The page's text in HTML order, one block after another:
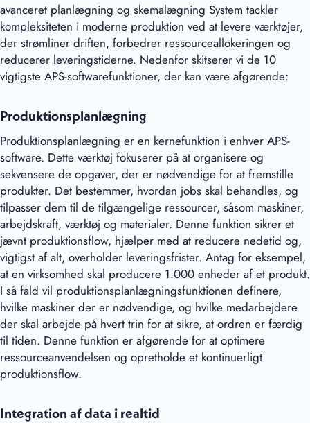
avanceret planlægning og skemalægning System tackler
kompleksiteten i moderne produktion ved at levere værktøjer,
der strømliner driften, forbedrer ressourceallokeringen og
reducerer leveringstiderne. Nedenfor skitserer vi de 10
vigtigste APS-softwarefunktioner, der kan være afgørende:
Produktionsplanlægning
Produktionsplanlægning er en kernefunktion i enhver APS-
software. Dette værktøj fokuserer på at organisere og
sekvensere de opgaver, der er nødvendige for at fremstille
produkter. Det bestemmer, hvordan jobs skal behandles, og
tilpasser dem til de tilgængelige ressourcer, såsom maskiner,
arbejdskraft, værktøj og materialer. Denne funktion sikrer et
jævnt produktionsflow, hjælper med at reducere nedetid og,
vigtigst af alt, overholder leveringsfrister. Antag for eksempel,
at en virksomhed skal producere 1.000 enheder af et produkt.
I så fald vil produktionsplanlægningsfunktionen definere,
hvilke maskiner der er nødvendige, og hvilke medarbejdere
der skal arbejde på hvert trin for at sikre, at ordren er færdig
til tiden. Denne funktion er afgørende for at optimere
ressourceanvendelsen og opretholde et kontinuerligt
produktionsflow.
Integration af data i realtid